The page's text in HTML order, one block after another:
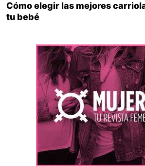
Cómo elegir las mejores
tu bebé